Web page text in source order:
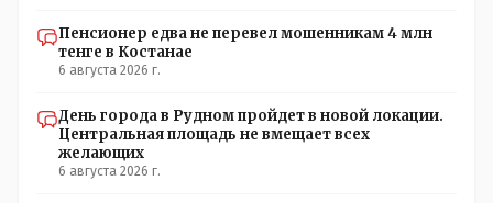
Пенсионер едва не перевел мошенникам 4 млн
тенге в Костанае
6 августа 2026 г.
День города в Рудном пройдет в новой локации.
Центральная площадь не вмещает всех
желающих
6 августа 2026 г.